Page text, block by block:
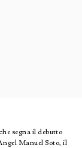
segna il debutto
Manuel Soto, il